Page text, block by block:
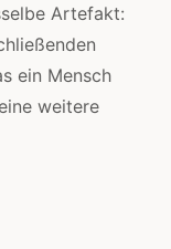
Artefakt:
ein Mensch
weitere